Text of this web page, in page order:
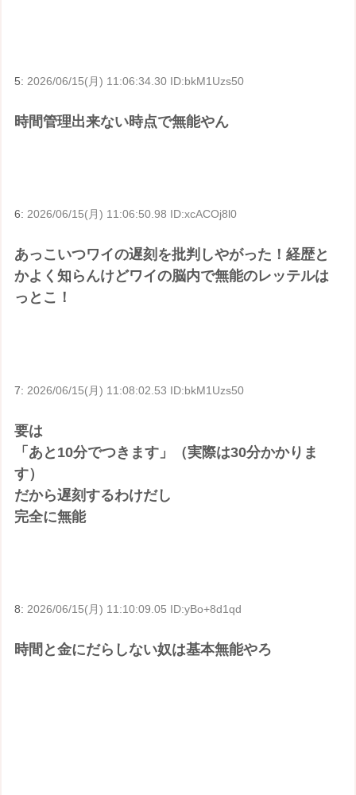
5: 2026/06/15(月) 11:06:34.30 ID:bkM1Uzs50
時間管理出来ない時点で無能やん
6:2026/06/15(月) 11:06:50.98 ID:xcACOj8l0
あっこいつワイの遅刻を批判しやがった！経歴と
かよく知らんけどワイの脳内で無能のレッテルは
っとこ！
7: 2026/06/15(月) 11:08:02.53 ID:bkM1Uzs50
要は
「あと10分でつきます」（実際は30分かかりま
す）
だから遅刻するわけだし
完全に無能
8: 2026/06/15(月) 11:10:09.05 ID:yBo+8d1qd
時間と金にだらしない奴は基本無能やろ